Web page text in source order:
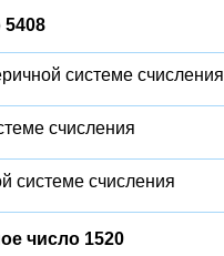
5408
системе счисления
счисления
системе счисления
число 1520